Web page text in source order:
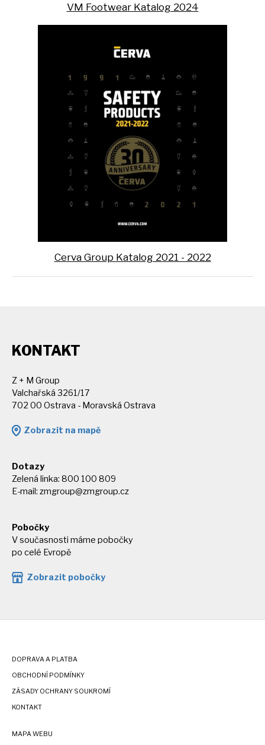
VM Footwear Katalog 2024
Cerva Group Katalog 2021 - 2022
KONTAKT
Z + M Group
Valchařská 3261/17
702 00 Ostrava - Moravská Ostrava
Zobrazit na mapě
Dotazy
Zelená linka: 800 100 809
E-mail: zmgroup@zmgroup.cz
Pobočky
V současnosti máme pobočky
po celé Evropě
Zobrazit pobočky
DOPRAVA A PLATBA
OBCHODNÍ PODMÍNKY
ZÁSADY OCHRANY SOUKROMÍ
KONTAKT
MAPA WEBU